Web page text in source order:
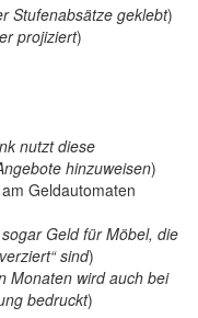
Stufenabsätze geklebt)
projiziert)
nutzt diese
hinzuweisen)
Geldautomaten
Geld für Möbel, die
sind)
Monaten wird auch bei
bedruckt)